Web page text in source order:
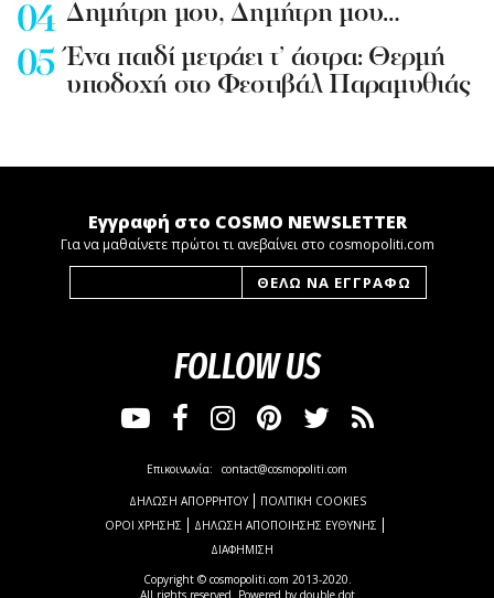
Δημήτρη μου, Δημήτρη μου…
Ένα παιδί μετράει τ’ άστρα: Θερμή
υποδοχή στο Φεστιβάλ Παραμυθιάς
Εγγραφή στο COSMO NEWSLETTER
Για να μαθαίνετε πρώτοι τι ανεβαίνει στο cosmopoliti.com
FOLLOW US
Copyright © cosmopoliti.com 2013-2020.
All rights reserved. Powered by double dot
Επικοινωνία: contact@cosmopoliti.com
ΔΗΛΩΣΗ ΑΠΟΡΡΗΤΟΥ
ΠΟΛΙΤΙΚΗ COOKIES
ΟΡΟΙ ΧΡΗΣΗΣ
ΔΗΛΩΣΗ ΑΠΟΠΟΙΗΣΗΣ ΕΥΘΥΝΗΣ
ΔΙΑΦΗΜΙΣΗ